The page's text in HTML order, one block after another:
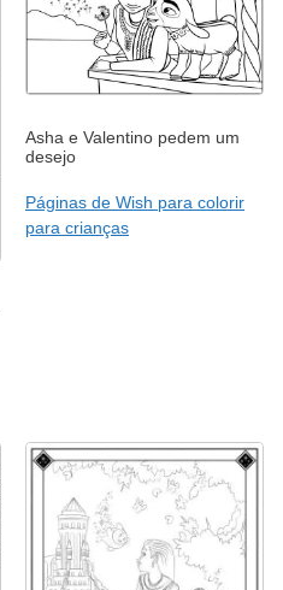
Asha e Valentino pedem um
desejo
Páginas de Wish para colorir
para crianças